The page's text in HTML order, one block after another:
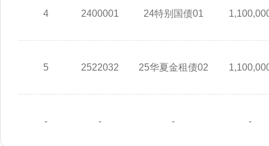
4 2400001 24特别国债01
5 2522032 25华夏金租债02
- - - -